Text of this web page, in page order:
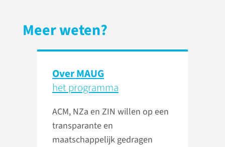
Meer weten?
Over MAUG
het programma
ACM, NZa en ZIN willen op een
transparante en
maatschappelijk gedragen